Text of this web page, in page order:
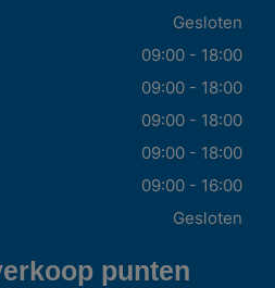
Gesloten
09:00 - 18:00
09:00 - 18:00
09:00 - 18:00
09:00 - 18:00
09:00 - 16:00
Gesloten
punten